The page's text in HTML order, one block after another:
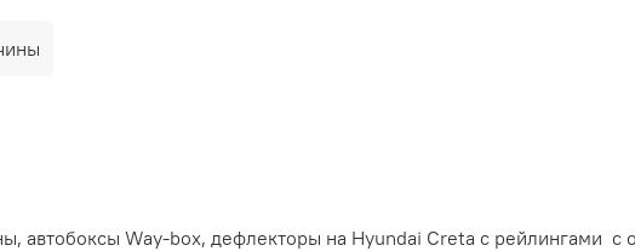
автобоксы Way-box, дефлекторы на Hyundai Creta с рейлингами с